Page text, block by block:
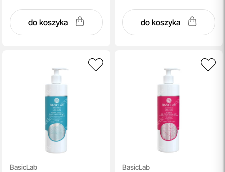
do koszyka do koszyka
BasicLab BasicLab